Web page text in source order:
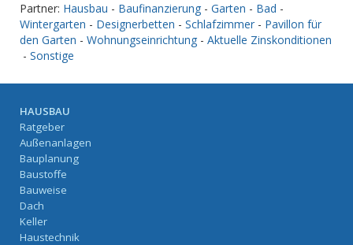
Partner: Hausbau - Baufinanzierung - Garten - Bad -
Wintergarten - Designerbetten - Schlafzimmer - Pavillon für
den Garten - Wohnungseinrichtung - Aktuelle Zinskonditionen
- Sonstige
HAUSBAU
Ratgeber
Außenanlagen
Bauplanung
Baustoffe
Bauweise
Dach
Keller
Haustechnik